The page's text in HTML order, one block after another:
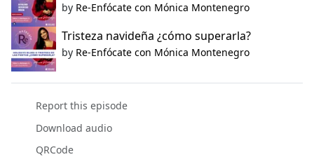
by Re-Enfócate con Mónica Montenegro
Tristeza navideña ¿cómo superarla?
by Re-Enfócate con Mónica Montenegro
Report this episode
Download audio
QRCode